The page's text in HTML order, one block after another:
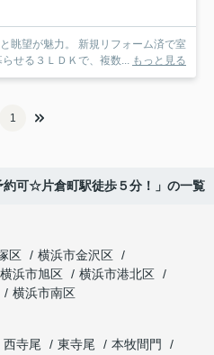
眺望が魅力。 新規リフォーム済で室
せる３ＬＤＫで、複数... もっと見る
1
約可☆片倉町駅徒歩５分！」の一覧
区
横浜市金沢区
横浜市旭区
横浜市港北区
横浜市南区
西寺尾 東寺尾
本牧間門